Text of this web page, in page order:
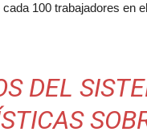
100 trabajadores en
DEL